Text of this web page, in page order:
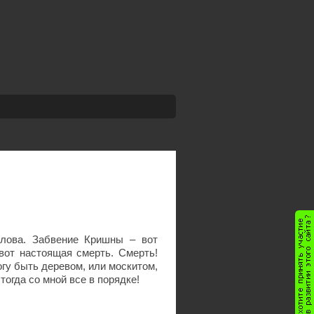
Забвение Кришны – вот
настоящая смерть. Смерть!
быть деревом, или москитом,
со мной все в порядке!